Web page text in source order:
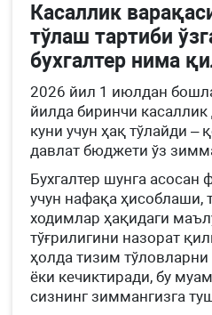
Касаллик
тўлаш тартиби
бухгалтер нима
2026 йил 1 июлдан
йилда биринчи
куни учун ҳақ тўлайди –
давлат бюджети ўз
Бухгалтер шунга асосан
учун нафақа ҳисоблаши,
ходимлар ҳақидаги
тўғрилигини назорат
ҳолда тизим тўловларни
ёки кечиктиради, бу
сизнинг зиммангизга